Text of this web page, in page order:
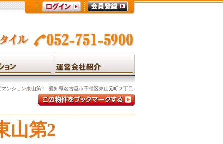
マンション東山第2 愛知県名古屋市千種区東山元町２丁目
山第2